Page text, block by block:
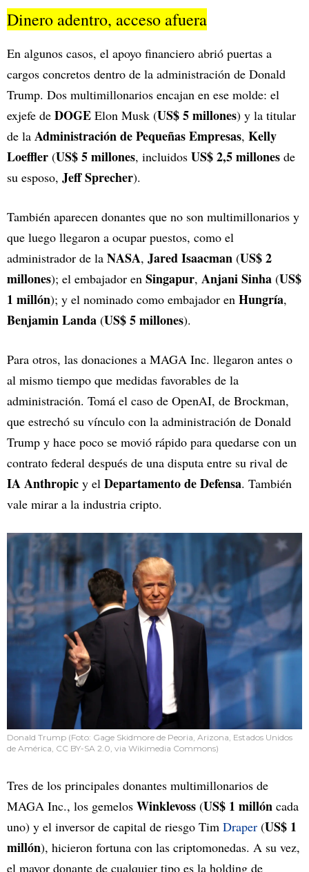
Dinero adentro, acceso afuera
En algunos casos, el apoyo financiero abrió puertas a
cargos concretos dentro de la administración de Donald
Trump. Dos multimillonarios encajan en ese molde: el
exjefe de DOGE Elon Musk (US$ 5 millones) y la titular
de la Administración de Pequeñas Empresas, Kelly
Loeffler (US$ 5 millones, incluidos US$ 2,5 millones de
su esposo, Jeff Sprecher).
También aparecen donantes que no son multimillonarios y
que luego llegaron a ocupar puestos, como el
administrador de la NASA, Jared Isaacman (US$ 2
millones); el embajador en Singapur, Anjani Sinha (US$
1 millón); y el nominado como embajador en Hungría,
Benjamin Landa (US$ 5 millones).
Para otros, las donaciones a MAGA Inc. llegaron antes o
al mismo tiempo que medidas favorables de la
administración. Tomá el caso de OpenAI, de Brockman,
que estrechó su vínculo con la administración de Donald
Trump y hace poco se movió rápido para quedarse con un
contrato federal después de una disputa entre su rival de
IAAnthropic y el Departamento de Defensa. También
vale mirar a la industria cripto.
Donald Trump (Foto: Gage Skidmore de Peoria, Arizona, Estados Unidos
de América, CC BY-SA 2.0, via Wikimedia Commons)
Tres de los principales donantes multimillonarios de
MAGA Inc., los gemelos Winklevoss (US$ 1 millón cada
uno) y el inversor de capital de riesgo Tim Draper (US$ 1
millón), hicieron fortuna con las criptomonedas. A su vez,
el mayor donante de cualquier tipo es la holding de